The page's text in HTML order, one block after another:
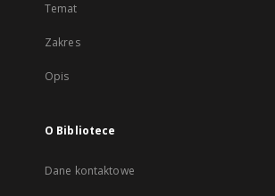
Temat
Zakres
Opis
O Bibliotece
Dane kontaktowe